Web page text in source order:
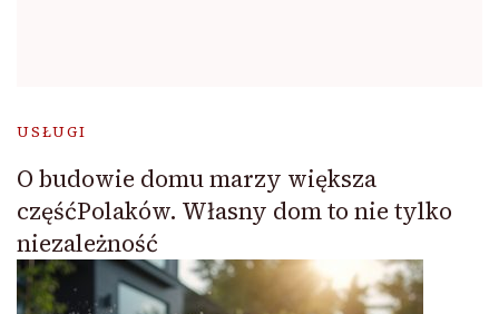
USŁUGI
O budowie domu marzy większa
częśćPolaków. Własny dom to nie tylko
niezależność